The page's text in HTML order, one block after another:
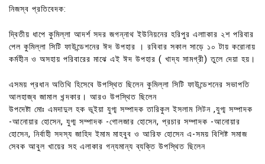
নিজস্ব প্রতিবেদক:
দ্বিতীয় ধাপে কুমিল্লা আদর্শ সদর জগন্নাথ ইউনিয়নের হরিপুর এলাাকার ২শ পরিবার
পেল কুমিল্লা সিটি ফাউন্ডেশনের ঈদ উপহার । রবিবার সকাল সাড়ে ১০ টায় করোনায়
কর্মহীন ও অসহায় পরিবারের মাঝে এই ঈদ উপহার ( খাদ্য সামগ্রী) তুলে দেয়া হয়।
এসময় প্রধান অতিথি হিসেবে উপস্থিত ছিলেন কুমিল্লা সিটি ফাউন্ডেশনের সভাপতি
আলহাজ্ব জামাল খন্দকার। আরও উপস্থিত ছিলেন
উপদেষ্টা মোঃ এমদাদুল হক ভূইয়া যুগ্ম সম্পাদক তারিকুল ইসলাম লিটন ,যুগ্ম সম্পাদক
-আনোয়ার হোসেন, যুগ্ম সম্পাদক -গোলজার হোসেন, প্রচার সম্পাদক -আনোয়ার
হোসেন, নির্বাহী সদস্য জাহিদ ইমাম মাহবুব ও আরিফ হোসেন এ-সময় বিশিষ্ট সমাজ
সেবক আবুল খায়ের সহ এলাকার গন্যমান্য ব্যক্তি উপস্থিত ছিলেন